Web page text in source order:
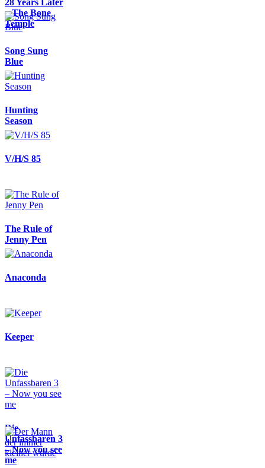
– The Bone
Temple
Song Sung
Blue
Hunting
Season
V/H/S 85
The Rule of
Jenny Pen
Anaconda
Keeper
Die
Unfassbaren 3
– Now you see
me